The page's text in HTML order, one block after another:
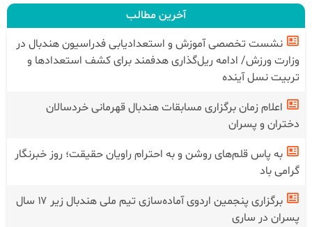
آخرین مطالب
نشست تخصصی آموزش و استعدادیابی فدراسیون هندبال در
وزارت ورزش/ ادامه ریل‌گذاری هدفمند برای کشف استعدادها و
تربیت نسل آینده
اعلام زمان برگزاری مسابقات هندبال قهرمانی خردسالان
دختران و پسران
به پاس قلم‌های روشن و به احترام راویان حقیقت؛ روز خبرنگار
گرامی باد
برگزاری پنجمین اردوی آماده‌سازی تیم ملی هندبال زیر ۱۷ سال
پسران در ساری